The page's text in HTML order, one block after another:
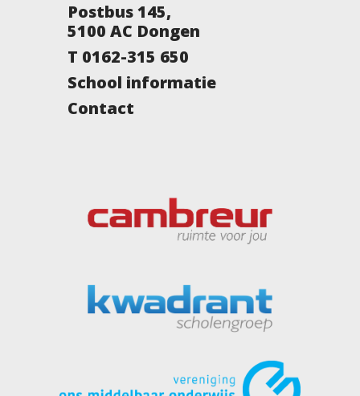
Postbus 145,
5100 AC Dongen
T 0162-315 650
School informatie
Contact